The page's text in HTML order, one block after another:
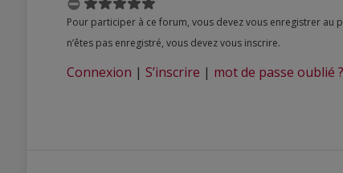
Pour participer à ce forum, vous devez vous enregistrer au préalable. Merci d’indiquer ci-dessous l’identifiant personnel qui vous a été fourni. Si vous
n’êtes pas enregistré, vous devez vous inscrire.
Connexion | S’inscrire | mot de passe oublié ?